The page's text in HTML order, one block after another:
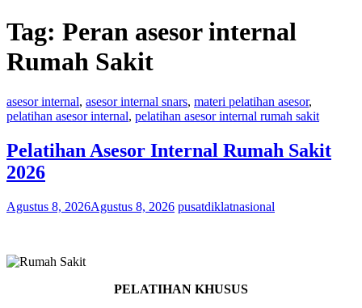
Tag: Peran asesor internal
Rumah Sakit
asesor internal, asesor internal snars, materi pelatihan asesor,
pelatihan asesor internal, pelatihan asesor internal rumah sakit
Pelatihan Asesor Internal Rumah Sakit
2026
Agustus 8, 2026Agustus 8, 2026 pusatdiklatnasional
PELATIHAN KHUSUS